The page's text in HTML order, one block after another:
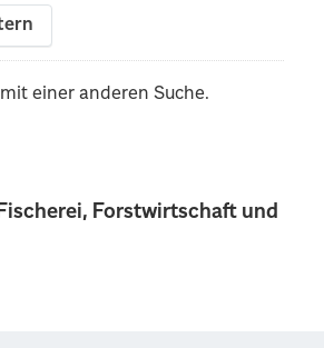
Forstwirtschaft und
einer anderen Suche.